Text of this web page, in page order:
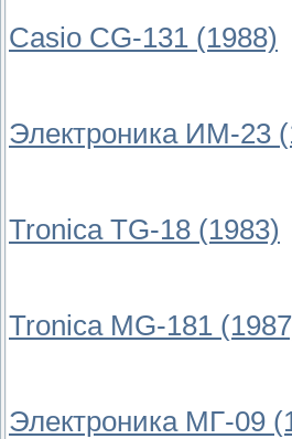
Casio CG-131 (1988)
Электроника ИМ-23
Tronica TG-18 (1983)
Tronica MG-181
Электроника МГ-09